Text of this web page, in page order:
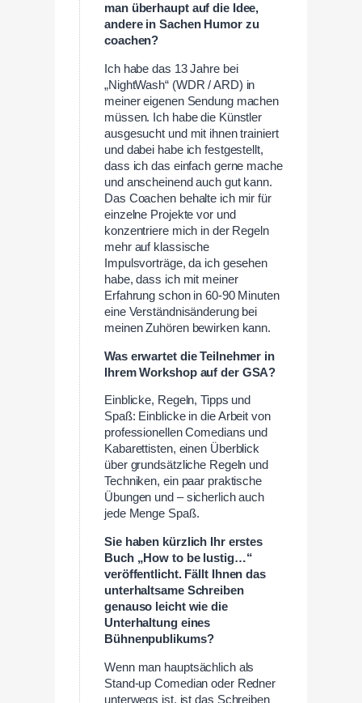
man überhaupt auf die Idee,
andere in Sachen Humor zu
coachen?
Ich habe das 13 Jahre bei
„NightWash“ (WDR / ARD) in
meiner eigenen Sendung machen
müssen. Ich habe die Künstler
ausgesucht und mit ihnen trainiert
und dabei habe ich festgestellt,
dass ich das einfach gerne mache
und anscheinend auch gut kann.
Das Coachen behalte ich mir für
einzelne Projekte vor und
konzentriere mich in der Regeln
mehr auf klassische
Impulsvorträge, da ich gesehen
habe, dass ich mit meiner
Erfahrung schon in 60-90 Minuten
eine Verständnisänderung bei
meinen Zuhören bewirken kann.
Was erwartet die Teilnehmer in
Ihrem Workshop auf der GSA?
Einblicke, Regeln, Tipps und
Spaß: Einblicke in die Arbeit von
professionellen Comedians und
Kabarettisten, einen Überblick
über grundsätzliche Regeln und
Techniken, ein paar praktische
Übungen und – sicherlich auch
jede Menge Spaß.
Sie haben kürzlich Ihr erstes
Buch „How to be lustig…“
veröffentlicht. Fällt Ihnen das
unterhaltsame Schreiben
genauso leicht wie die
Unterhaltung eines
Bühnenpublikums?
Wenn man hauptsächlich als
Stand-up Comedian oder Redner
unterwegs ist, ist das Schreiben